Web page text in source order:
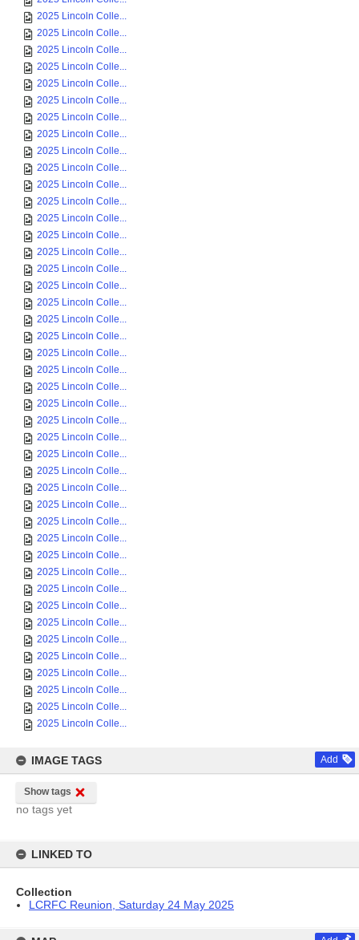
2025 Lincoln Colle...
2025 Lincoln Colle...
2025 Lincoln Colle...
2025 Lincoln Colle...
2025 Lincoln Colle...
2025 Lincoln Colle...
2025 Lincoln Colle...
2025 Lincoln Colle...
2025 Lincoln Colle...
2025 Lincoln Colle...
2025 Lincoln Colle...
2025 Lincoln Colle...
2025 Lincoln Colle...
2025 Lincoln Colle...
2025 Lincoln Colle...
2025 Lincoln Colle...
2025 Lincoln Colle...
2025 Lincoln Colle...
2025 Lincoln Colle...
2025 Lincoln Colle...
2025 Lincoln Colle...
2025 Lincoln Colle...
2025 Lincoln Colle...
2025 Lincoln Colle...
2025 Lincoln Colle...
2025 Lincoln Colle...
2025 Lincoln Colle...
2025 Lincoln Colle...
2025 Lincoln Colle...
2025 Lincoln Colle...
2025 Lincoln Colle...
2025 Lincoln Colle...
2025 Lincoln Colle...
2025 Lincoln Colle...
2025 Lincoln Colle...
2025 Lincoln Colle...
2025 Lincoln Colle...
2025 Lincoln Colle...
2025 Lincoln Colle...
2025 Lincoln Colle...
2025 Lincoln Colle...
2025 Lincoln Colle...
2025 Lincoln Colle...
IMAGE TAGS Add
Show tags
no tags yet
LINKED TO
Collection
LCRFC Reunion, Saturday 24 May 2025